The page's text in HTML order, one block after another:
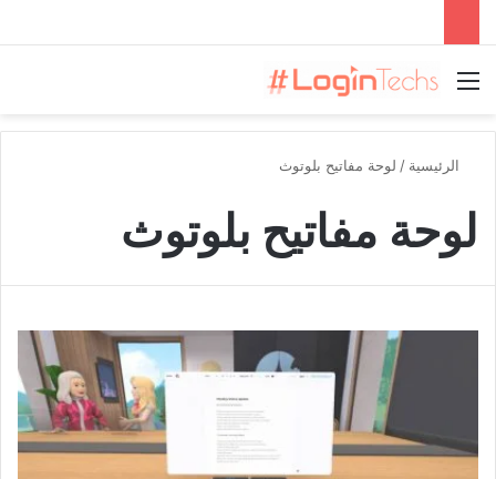
القائمة
الرئيسية / لوحة مفاتيح بلوتوث
لوحة مفاتيح بلوتوث